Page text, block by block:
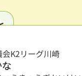
K2リーグ川崎